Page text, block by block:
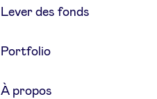
Lever des fonds
Portfolio
À propos